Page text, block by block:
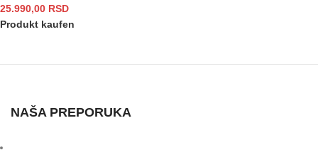
25.990,00 RSD
Produkt kaufen
NAŠA PREPORUKA